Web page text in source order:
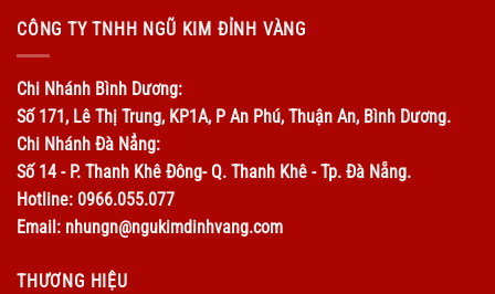
CÔNG TY TNHH NGŨ KIM ĐỈNH VÀNG
Chi Nhánh Bình Dương:
Số 171, Lê Thị Trung, KP1A, P An Phú, Thuận An, Bình Dương.
Chi Nhánh Đà Nẳng:
Số 14 - P. Thanh Khê Đông- Q. Thanh Khê - Tp. Đà Nẵng.
Hotline: 0966.055.077
Email: nhungn@ngukimdinhvang.com
THƯƠNG HIỆU